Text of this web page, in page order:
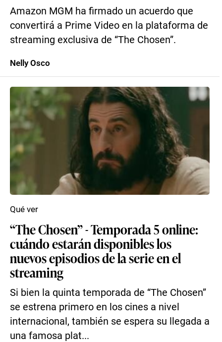
Amazon MGM ha firmado un acuerdo que
convertirá a Prime Video en la plataforma de
streaming exclusiva de “The Chosen”.
Nelly Osco
“The Chosen” - Temporada 5 online:
cuándo estarán disponibles los
nuevos episodios de la serie en el
streaming
Si bien la quinta temporada de “The Chosen”
se estrena primero en los cines a nivel
internacional, también se espera su llegada a
una famosa plat...
Qué ver